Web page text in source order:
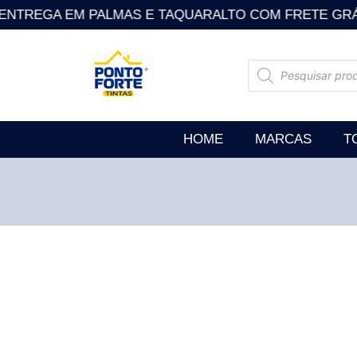
EM PALMAS E TAQUARALTO COM FRETE
HOME MARCAS